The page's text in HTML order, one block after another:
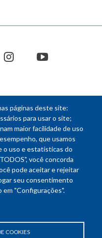
páginas deste site:
para usar o site;
maior facilidade de uso
que usamos
o uso e estatísticas do
você concorda
pode aceitar e rejeitar
seu consentimento
"Configurações".
COOKIES
instagramyoutube
Bloco A
DF
das 8h30 às 18h30